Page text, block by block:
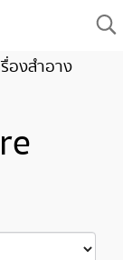
องสำอาง